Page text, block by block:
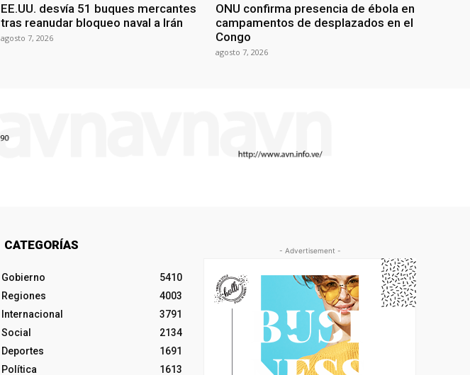
EE.UU. desvía 51 buques mercantes
tras reanudar bloqueo naval a Irán
agosto 7, 2026
ONU confirma presencia de ébola en
campamentos de desplazados en el
Congo
agosto 7, 2026
CATEGORÍAS
Gobierno
5410
Regiones
4003
Internacional
3791
Social
2134
Deportes
1691
Política
1613
- Advertisement -